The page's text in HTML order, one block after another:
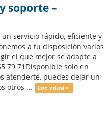
soporte –
servicio rápido, eficiente y
a tu disposición varios
el que mejor se adapte a
79 71Disponible solo en
atenderte, puedes dejar un
otros ...
Loe edasi »